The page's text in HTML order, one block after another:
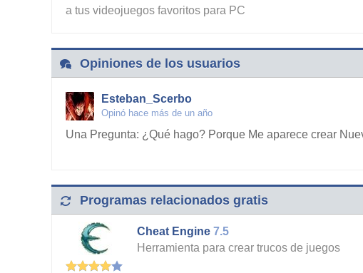
a tus videojuegos favoritos para PC
Opiniones de los usuarios
Esteban_Scerbo
Opinó hace más de un año
Una Pregunta: ¿Qué hago? Porque Me aparece crear
Programas relacionados gratis
Cheat Engine 7.5
Herramienta para crear trucos de juegos